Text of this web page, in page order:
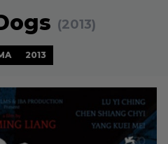
(2013)
2013